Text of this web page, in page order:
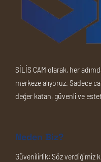
SİLİS CAM olarak, her
merkeze alıyoruz. Sadece
değer katan, güvenli ve
Neden Biz?
Güvenilirlik: Söz verdiğimiz